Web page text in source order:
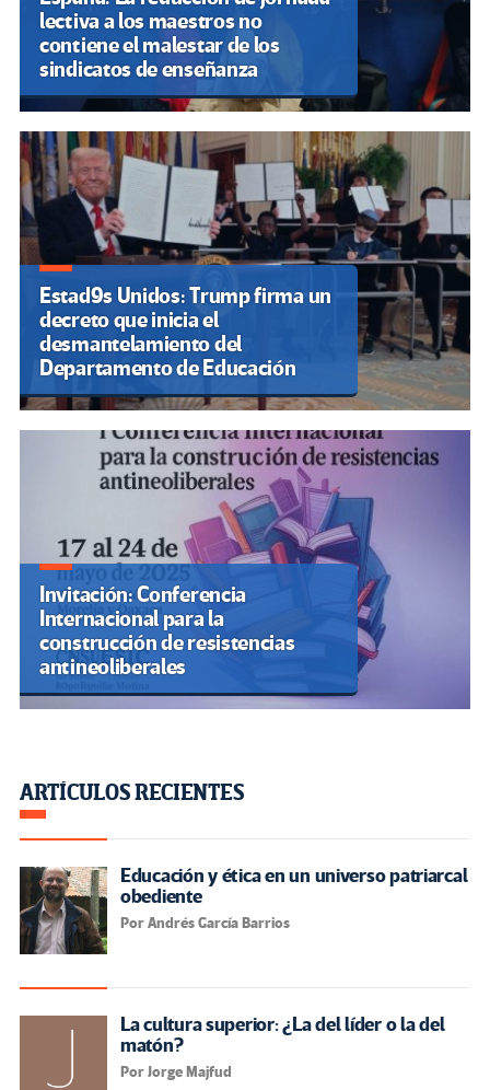
lectiva a los maestros no
contiene el malestar de los
sindicatos de enseñanza
Estad9s Unidos: Trump firma un
decreto que inicia el
desmantelamiento del
Departamento de Educación
Invitación: Conferencia
Internacional para la
construcción de resistencias
antineoliberales
ARTÍCULOS RECIENTES
Educación y ética en un universo patriarcal
obediente
Por Andrés García Barrios
La cultura superior: ¿La del líder o la del
matón?
Por Jorge Majfud